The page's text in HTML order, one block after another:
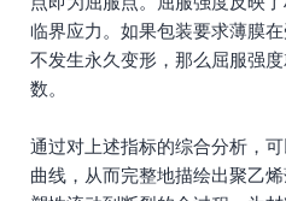
临界应力。如果包装要求薄膜
不发生永久变形，那么屈服强
数。
通过对上述指标的综合分析，
曲线，从而完整地描绘出聚乙